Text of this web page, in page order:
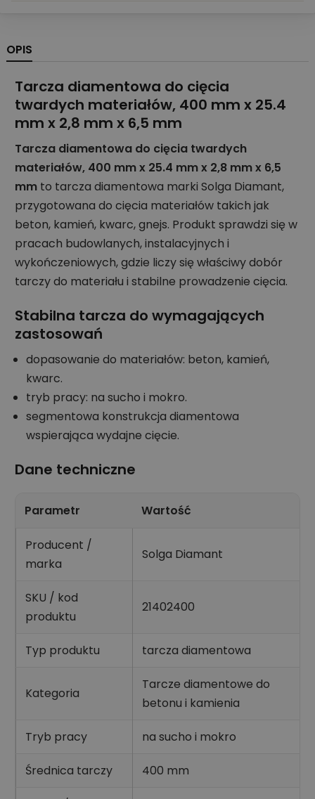
OPIS
Tarcza diamentowa do cięcia
twardych materiałów, 400 mm x 25.4
mm x 2,8 mm x 6,5 mm
Tarcza diamentowa do cięcia twardych
materiałów, 400 mm x 25.4 mm x 2,8 mm x 6,5
mm to tarcza diamentowa marki Solga Diamant,
przygotowana do cięcia materiałów takich jak
beton, kamień, kwarc, gnejs. Produkt sprawdzi się w
pracach budowlanych, instalacyjnych i
wykończeniowych, gdzie liczy się właściwy dobór
tarczy do materiału i stabilne prowadzenie cięcia.
Stabilna tarcza do wymagających
zastosowań
dopasowanie do materiałów: beton, kamień,
kwarc.
tryb pracy: na sucho i mokro.
segmentowa konstrukcja diamentowa
wspierająca wydajne cięcie.
Dane techniczne
Parametr Wartość
Producent /
marka
Solga Diamant
SKU / kod
produktu
21402400
Typ produktu tarcza diamentowa
Kategoria
Tarcze diamentowe do
betonu i kamienia
Tryb pracy na sucho i mokro
Średnica tarczy 400 mm